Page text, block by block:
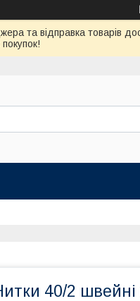
та відправка товарів
40/2 швейні